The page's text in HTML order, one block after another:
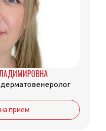
дерматовенеролог
прием